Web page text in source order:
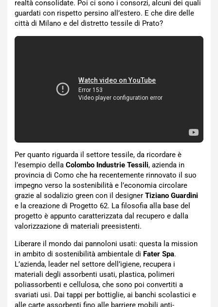
realtà consolidate. Poi ci sono i consorzi, alcuni dei quali
guardati con rispetto persino all’estero. E che dire delle
città di Milano e del distretto tessile di Prato?
Per quanto riguarda il settore tessile, da ricordare è
l’esempio della Colombo Industrie Tessili, azienda in
provincia di Como che ha recentemente rinnovato il suo
impegno verso la sostenibilità e l’economia circolare
grazie al sodalizio green con il designer Tiziano Guardini
e la creazione di Progetto 62. La filosofia alla base del
progetto è appunto caratterizzata dal recupero e dalla
valorizzazione di materiali preesistenti.
Liberare il mondo dai pannoloni usati: questa la mission
in ambito di sostenibilità ambientale di Fater Spa.
L’azienda, leader nel settore dell’igiene, recupera i
materiali degli assorbenti usati, plastica, polimeri
poliassorbenti e cellulosa, che sono poi convertiti a
svariati usi. Dai tappi per bottiglie, ai banchi scolastici e
alle carte assorbenti fino alle barriere mobili anti-